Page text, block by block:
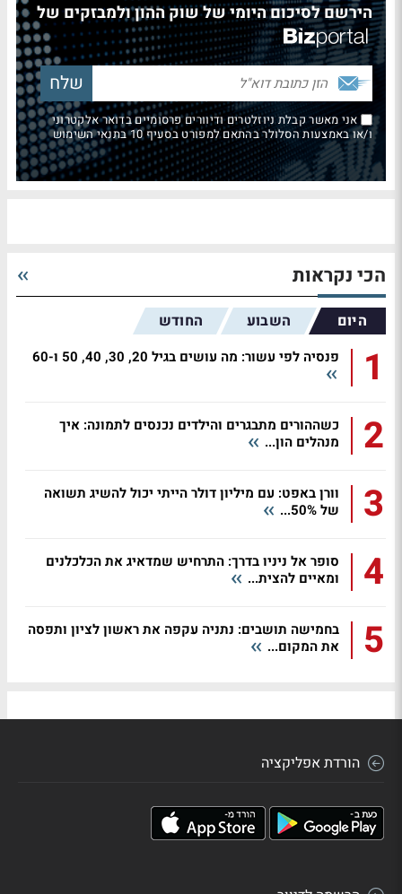
הירשם לסיכום היומי של שוק ההון ולמבזקים של
אני מאשר קבלת ניוזלטרים ודיוורים פרסומיים בדואר אלקטרוני
ו/או באמצעות הסלולר בהתאם למפורט בסעיף 10 בתנאי השימוש
הכי נקראות
היום השבוע החודש
1 פנסיה לפי עשור: מה עושים בגיל 20, 30, 40, 50 ו-60
2
כשההורים מתבגרים והילדים נכנסים לתמונה: איך
מנהלים הון...
3
וורן באפט: עם מיליון דולר הייתי יכול להשיג תשואה
של 50%...
4
סופר אל ניניו בדרך: התרחיש שמדאיג את הכלכלנים
ומאיים להצית...
5
בחמישה תושבים: נתניה עקפה את ראשון לציון ותפסה
את המקום...
הורדת אפליקציה